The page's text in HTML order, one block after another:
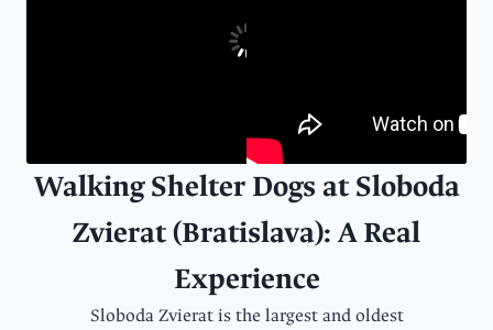
Walking Shelter Dogs at Sloboda
Zvierat (Bratislava): A Real
Experience
Sloboda Zvierat is the largest and oldest